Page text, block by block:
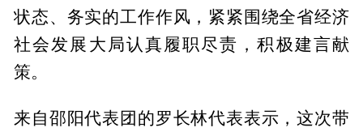
状态、务实的工作作风，紧紧围绕全省经济
社会发展大局认真履职尽责，积极建言献
策。
来自邵阳代表团的罗长林代表表示，这次带